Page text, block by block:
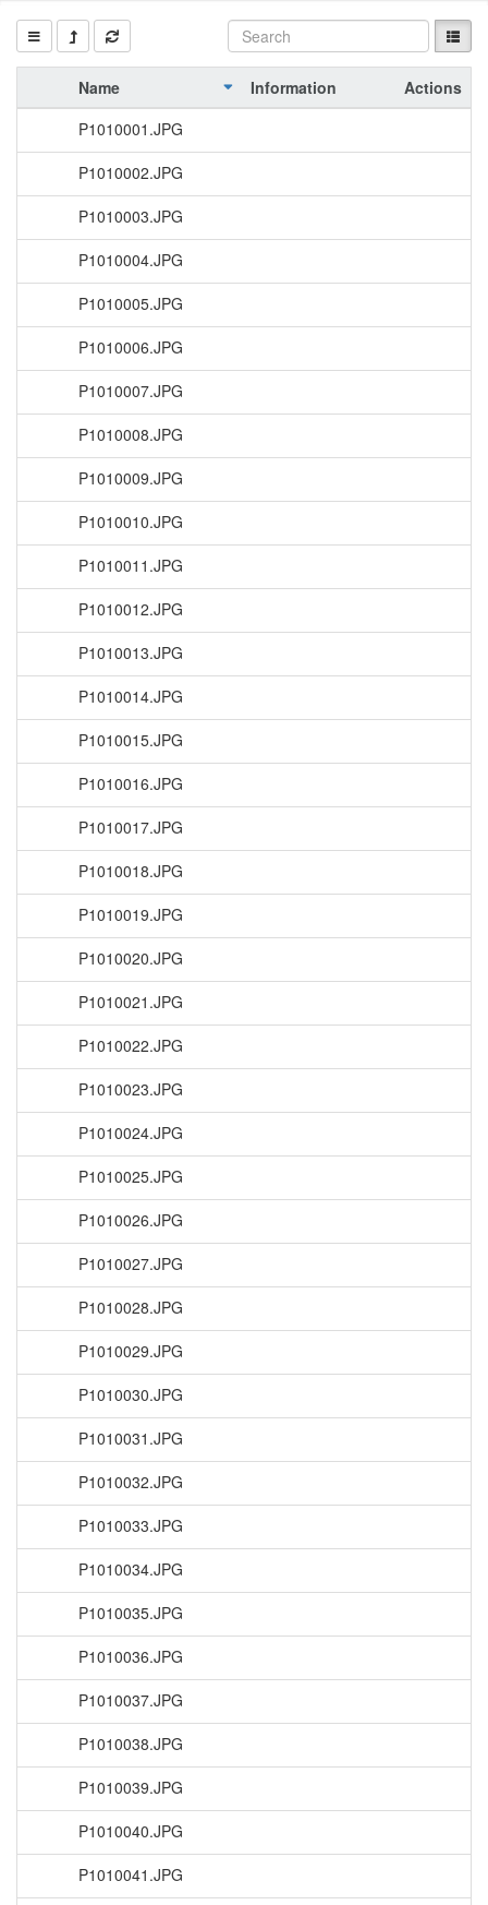
Name Information
Actions
P1010001.JPG
P1010002.JPG
P1010003.JPG
P1010004.JPG
P1010005.JPG
P1010006.JPG
P1010007.JPG
P1010008.JPG
P1010009.JPG
P1010010.JPG
P1010011.JPG
P1010012.JPG
P1010013.JPG
P1010014.JPG
P1010015.JPG
P1010016.JPG
P1010017.JPG
P1010018.JPG
P1010019.JPG
P1010020.JPG
P1010021.JPG
P1010022.JPG
P1010023.JPG
P1010024.JPG
P1010025.JPG
P1010026.JPG
P1010027.JPG
P1010028.JPG
P1010029.JPG
P1010030.JPG
P1010031.JPG
P1010032.JPG
P1010033.JPG
P1010034.JPG
P1010035.JPG
P1010036.JPG
P1010037.JPG
P1010038.JPG
P1010039.JPG
P1010040.JPG
P1010041.JPG